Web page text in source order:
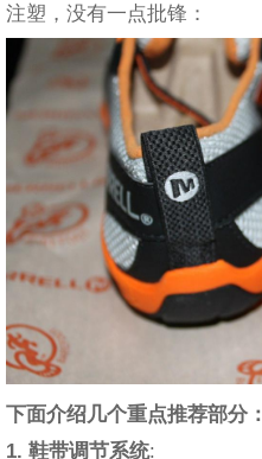
注塑，没有一点批锋：
下面介绍几个重点推荐部分：
1. 鞋带调节系统: